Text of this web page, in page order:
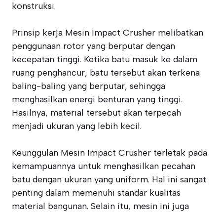
konstruksi.
Prinsip kerja Mesin Impact Crusher melibatkan
penggunaan rotor yang berputar dengan
kecepatan tinggi. Ketika batu masuk ke dalam
ruang penghancur, batu tersebut akan terkena
baling-baling yang berputar, sehingga
menghasilkan energi benturan yang tinggi.
Hasilnya, material tersebut akan terpecah
menjadi ukuran yang lebih kecil.
Keunggulan Mesin Impact Crusher terletak pada
kemampuannya untuk menghasilkan pecahan
batu dengan ukuran yang uniform. Hal ini sangat
penting dalam memenuhi standar kualitas
material bangunan. Selain itu, mesin ini juga